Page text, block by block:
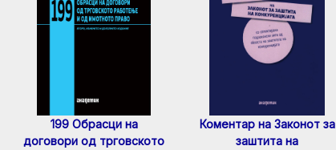
199 Обрасци на
договори од трговското
Коментар на Законот за
заштита на